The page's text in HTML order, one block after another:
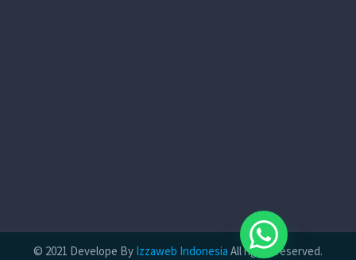
© 2021 Develope By Izzaweb Indonesia All rights reserved.